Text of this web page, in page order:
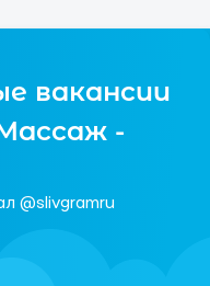
вакансии
-
@slivgramru